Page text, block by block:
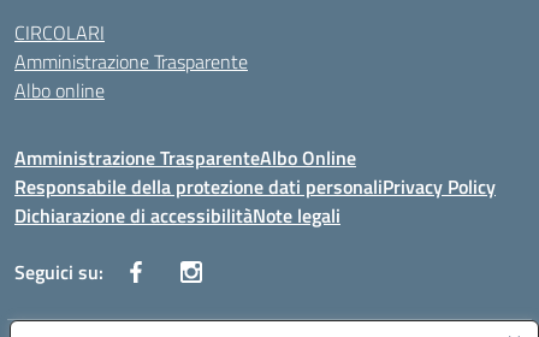
CIRCOLARI
Amministrazione Trasparente
Albo online
Amministrazione TrasparenteAlbo Online
Responsabile della protezione dati personaliPrivacy Policy
Dichiarazione di accessibilitàNote legali
Seguici su: